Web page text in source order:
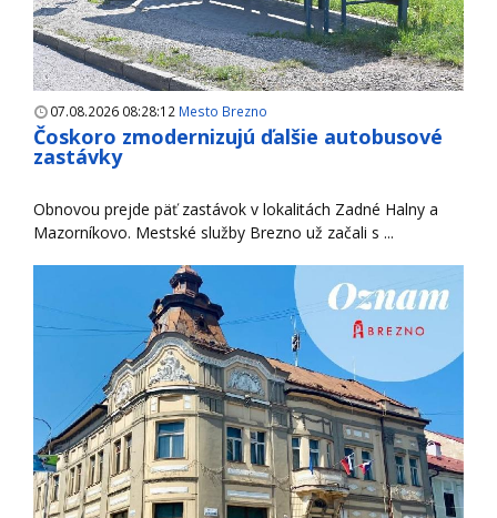
07.08.2026 08:28:12 Mesto Brezno
Čoskoro zmodernizujú ďalšie autobusové
zastávky
Obnovou prejde päť zastávok v lokalitách Zadné Halny a
Mazorníkovo. Mestské služby Brezno už začali s ...